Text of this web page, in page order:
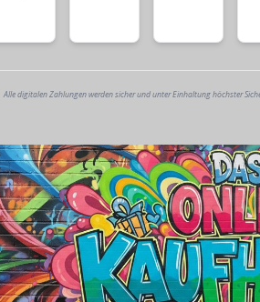
Alle digitalen Zahlungen werden sicher und unter Einhaltung höchster